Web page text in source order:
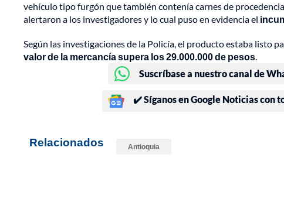
vehículo tipo furgón que también contenía carnes de
alertaron a los investigadores y lo cual puso en evidencia el
Según las investigaciones de la Policía, el producto estaba listo
valor de la mercancía supera los 29.000.000 de pesos.
Suscríbase a nuestro canal de
✔️ Síganos en Google Noticias con
Relacionados Antioquia